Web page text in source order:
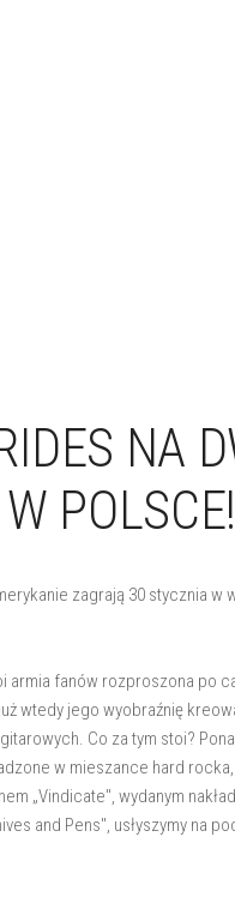
NA
POLSCE!
zagrają 30 stycznia
armia fanów rozproszona po
wtedy jego wyobraźnię
Co za tym stoi?
w mieszance hard
„Vindicate", wydanym
and Pens", usłyszymy na